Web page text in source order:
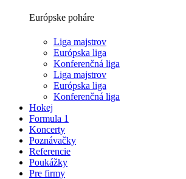
Európske poháre
Liga majstrov
Európska liga
Konferenčná liga
Liga majstrov
Európska liga
Konferenčná liga
Hokej
Formula 1
Koncerty
Poznávačky
Referencie
Poukážky
Pre firmy